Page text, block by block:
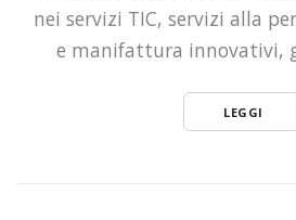
nei servizi TIC, servizi alla
e manifattura innovativi,
LEGGI